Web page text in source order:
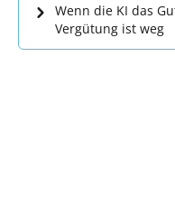
Wenn die KI das
Vergütung ist weg